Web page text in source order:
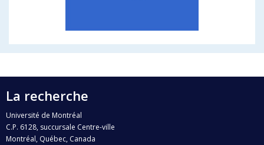
La recherche
Université de Montréal
C.P. 6128, succursale Centre-ville
Montréal, Québec, Canada